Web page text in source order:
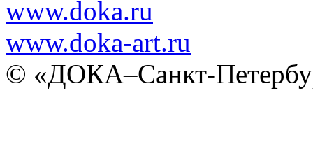
www.doka.ru
www.doka-art.ru
© «ДОКА–Санкт-